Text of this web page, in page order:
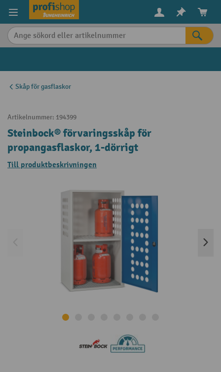
Skåp för gasflaskor
Artikelnummer: 194399
Steinbock® förvaringsskåp för
propangasflaskor, 1-dörrigt
Till produktbeskrivningen